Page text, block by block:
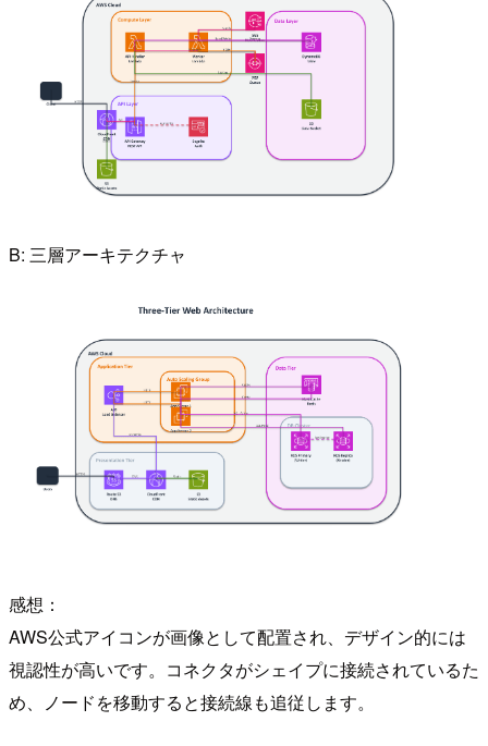
B: 三層アーキテクチャ
感想：
AWS公式アイコンが画像として配置され、デザイン的には
視認性が高いです。コネクタがシェイプに接続されているた
め、ノードを移動すると接続線も追従します。